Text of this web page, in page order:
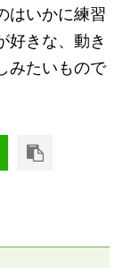
はいかに練習
好きな、動き
みたいもので